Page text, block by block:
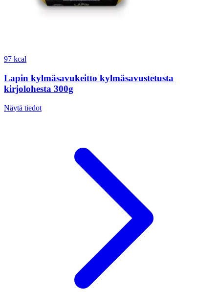
97 kcal
Lapin kylmäsavukeitto kylmäsavustetusta
kirjolohesta 300g
Näytä tiedot